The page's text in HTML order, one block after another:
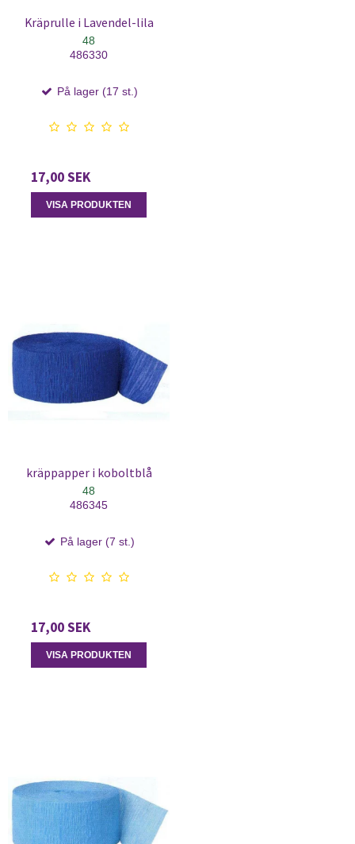
Kräprulle i Lavendel-lila
48
486330
På lager (17 st.)
17,00 SEK
VISA PRODUKTEN
kräppapper i koboltblå
48
486345
På lager (7 st.)
17,00 SEK
VISA PRODUKTEN